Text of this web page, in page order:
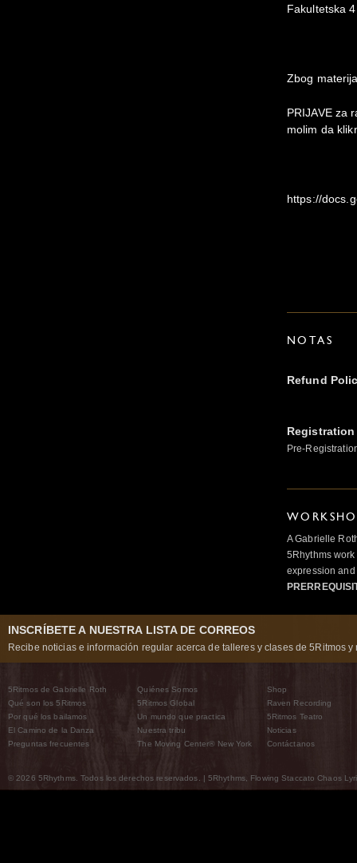
Fakultetska
Zbog
PRIJAVE za
molim da
https://
NOTAS
Refund
Pre-
A Gabrielle
5Rhythms
expression
INSCRÍBETE A NUESTRA LISTA DE CORREOS
Recibe noticias e información regular acerca de talleres y clases de 5Ritmos y
5Ritmos de Gabrielle Roth
Qué son los 5Ritmos
Por qué los bailamos
El Camino de la Danza
Preguntas frecuentes
Quiénes Somos
5Ritmos Global
Un mundo que practica
Nuestra tribu
The Moving Center® New York
Shop
Raven Recording
5Ritmos Teatro
Noticias
Contáctanos
© 2026 5Rhythms. Todos los derechos reservados. | 5Rhythms, Flowing Staccato Chaos